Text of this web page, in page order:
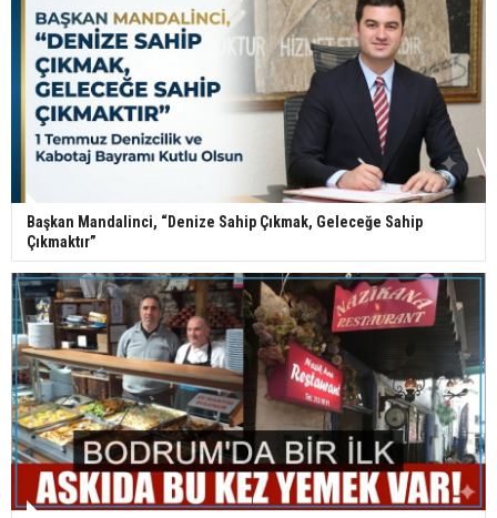
Başkan Mandalinci, “Denize Sahip Çıkmak, Geleceğe Sahip
Çıkmaktır”